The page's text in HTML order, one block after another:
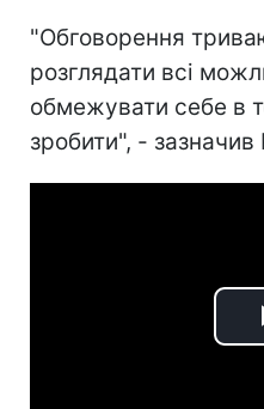
"Обговорення
розглядати всі
обмежувати себе в
зробити", - зазначив